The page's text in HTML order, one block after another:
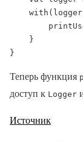
}
Теперь функция
доступ к Logger
Источник